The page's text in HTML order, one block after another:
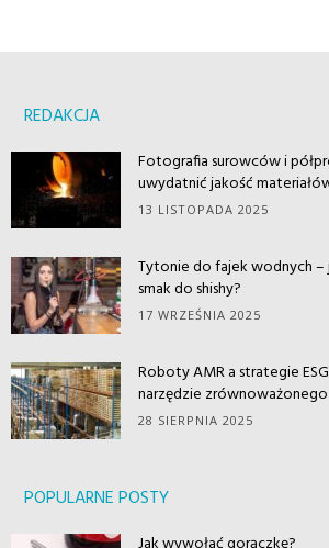
REDAKCJA
Fotografia surowców i
uwydatnić jakość
13 LISTOPADA 2025
Tytonie do fajek wodnych –
smak do shishy?
17 WRZEŚNIA 2025
Roboty AMR a strategie
narzędzie
28 SIERPNIA 2025
POPULARNE POSTY